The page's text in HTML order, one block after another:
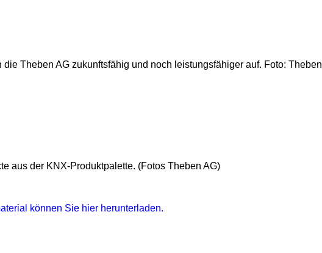
Theben AG zukunftsfähig und noch leistungsfähiger auf. Foto: Theben
aus der KNX-Produktpalette. (Fotos Theben AG)
können Sie hier herunterladen.